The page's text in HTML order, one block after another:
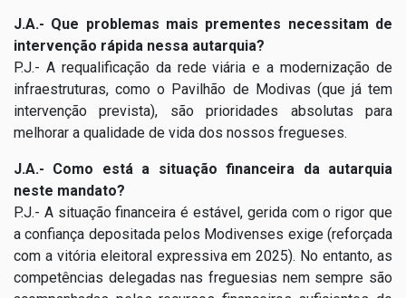
J.A.- Que problemas mais prementes necessitam de
intervenção rápida nessa autarquia?
P.J.- A requalificação da rede viária e a modernização de
infraestruturas, como o Pavilhão de Modivas (que já tem
intervenção prevista), são prioridades absolutas para
melhorar a qualidade de vida dos nossos fregueses.
J.A.- Como está a situação financeira da autarquia
neste mandato?
P.J.- A situação financeira é estável, gerida com o rigor que
a confiança depositada pelos Modivenses exige (reforçada
com a vitória eleitoral expressiva em 2025). No entanto, as
competências delegadas nas freguesias nem sempre são